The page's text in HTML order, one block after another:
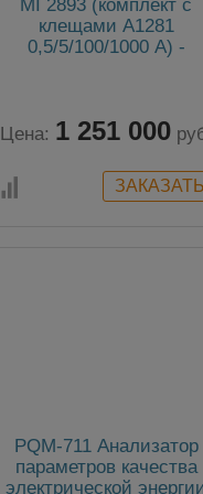
MI 2893 (комплект с
клещами А1281
0,5/5/100/1000 А) -
Цена: 1 251 000
PQM-711 Анализатор
параметров качества
электрической